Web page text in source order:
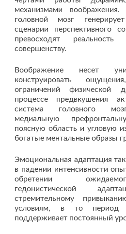
механизмами
головной мозг
сценарии перспективного
превосходят
совершенству.
Воображение несет
конструировать
ограничений физической
процессе предвкушения
система головного
медиальную
поясную область и угловую
богатые ментальные образы
Эмоциональная адаптация
в падении интенсивности
обретении
гедонистической
стремительному
условиям, в то период
поддерживает постоянный